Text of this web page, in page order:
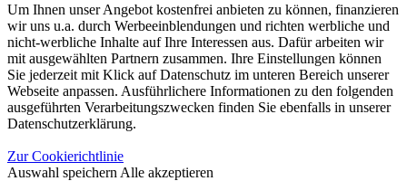
Um Ihnen unser Angebot kostenfrei anbieten zu können, finanzieren
wir uns u.a. durch Werbeeinblendungen und richten werbliche und
nicht-werbliche Inhalte auf Ihre Interessen aus. Dafür arbeiten wir
mit ausgewählten Partnern zusammen. Ihre Einstellungen können
Sie jederzeit mit Klick auf Datenschutz im unteren Bereich unserer
Webseite anpassen. Ausführlichere Informationen zu den folgenden
ausgeführten Verarbeitungszwecken finden Sie ebenfalls in unserer
Datenschutzerklärung.
Zur Cookierichtlinie
Auswahl speichern Alle akzeptieren